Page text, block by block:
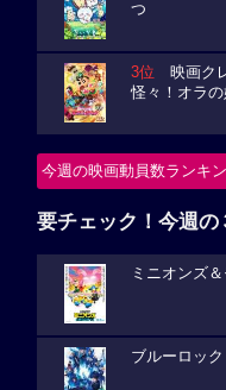
つ
3位 映画ク
怪々！オラ
今週の映画動員数ランキ
要チェック！今週の
ミニオンズ
ブルーロック